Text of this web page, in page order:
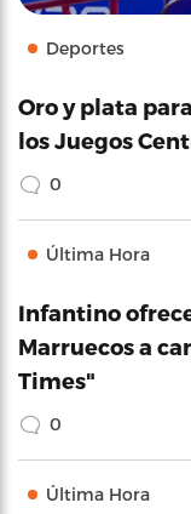
Deportes
Oro y plata
los Juegos
0
Última Hora
Infantino
Marruecos a
Times"
0
Última Hora